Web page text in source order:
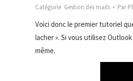
Catégorie Gestion des mails Par
Voici donc le premier tutoriel
lacher ». Si vous utilisez
même.